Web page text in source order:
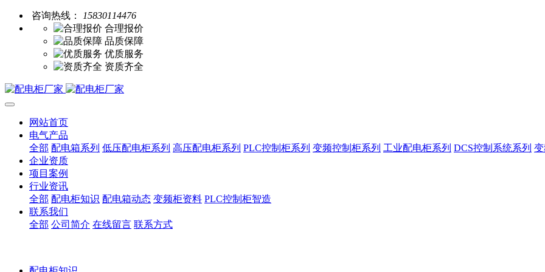
咨询热线：
15830114476
合理报价
品质保障
优质服务
资质齐全
网站首页
电气产品
全部 配电箱系列 低压配电柜系列 高压配电柜系列 PLC控制柜系列 变频控制柜系列 工业配电柜系列 DCS控制系统系列
企业资质
项目案例
行业资讯
全部 配电柜知识 配电箱动态 变频柜资料 PLC控制柜智造
联系我们
全部 公司简介 在线留言 联系方式